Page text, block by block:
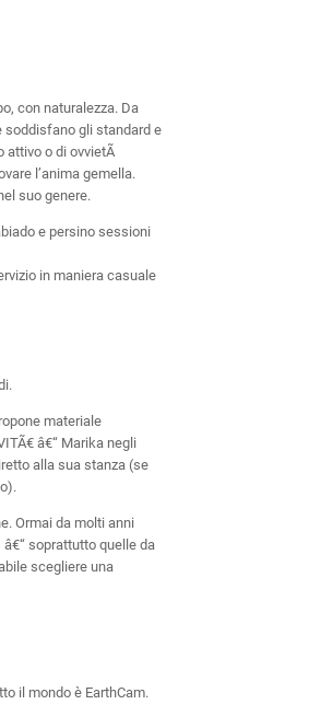
con naturalezza. Da
soddisfano gli standard e
attivo o di ovvietÃ
l’anima gemella.
suo genere.
e persino sessioni
in maniera casuale
materiale
â€“ Marika negli
alla sua stanza (se
Ormai da molti anni
soprattutto quelle da
scegliere una
il mondo è EarthCam.